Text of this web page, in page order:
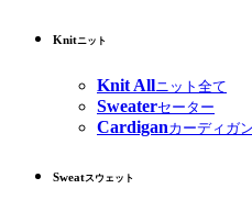
Knitニット
Knit Allニット全て
Sweaterセーター
Cardiganカーディガン
Sweatスウェット